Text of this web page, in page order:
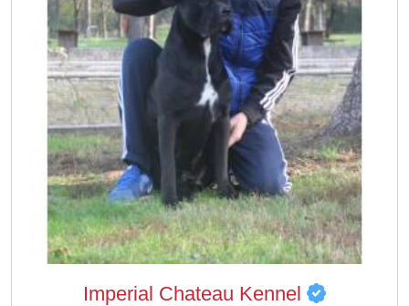
Imperial Chateau Kennel